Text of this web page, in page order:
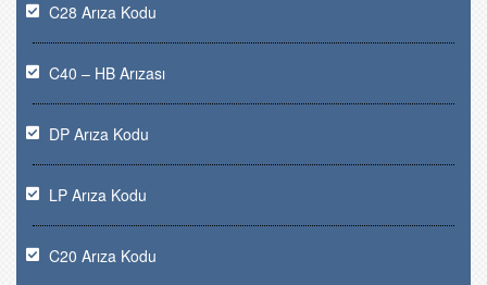
C28 Arıza Kodu
C40 – HB Arızası
DP Arıza Kodu
LP Arıza Kodu
C20 Arıza Kodu